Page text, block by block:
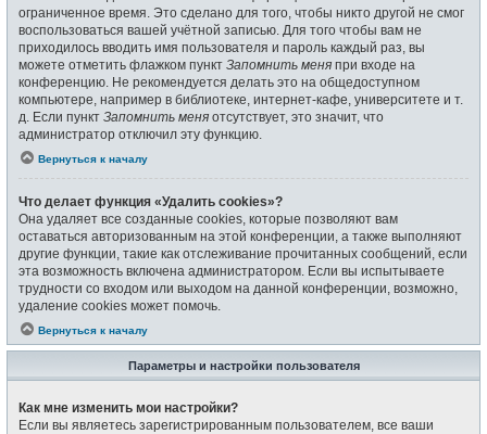
ограниченное время. Это сделано для того, чтобы никто другой не смог
воспользоваться вашей учётной записью. Для того чтобы вам не
приходилось вводить имя пользователя и пароль каждый раз, вы
можете отметить флажком пункт Запомнить меня при входе на
конференцию. Не рекомендуется делать это на общедоступном
компьютере, например в библиотеке, интернет-кафе, университете и т.
д. Если пункт Запомнить меня отсутствует, это значит, что
администратор отключил эту функцию.
Вернуться к началу
Что делает функция «Удалить cookies»?
Она удаляет все созданные cookies, которые позволяют вам
оставаться авторизованным на этой конференции, а также выполняют
другие функции, такие как отслеживание прочитанных сообщений, если
эта возможность включена администратором. Если вы испытываете
трудности со входом или выходом на данной конференции, возможно,
удаление cookies может помочь.
Вернуться к началу
Параметры и настройки пользователя
Как мне изменить мои настройки?
Если вы являетесь зарегистрированным пользователем, все ваши